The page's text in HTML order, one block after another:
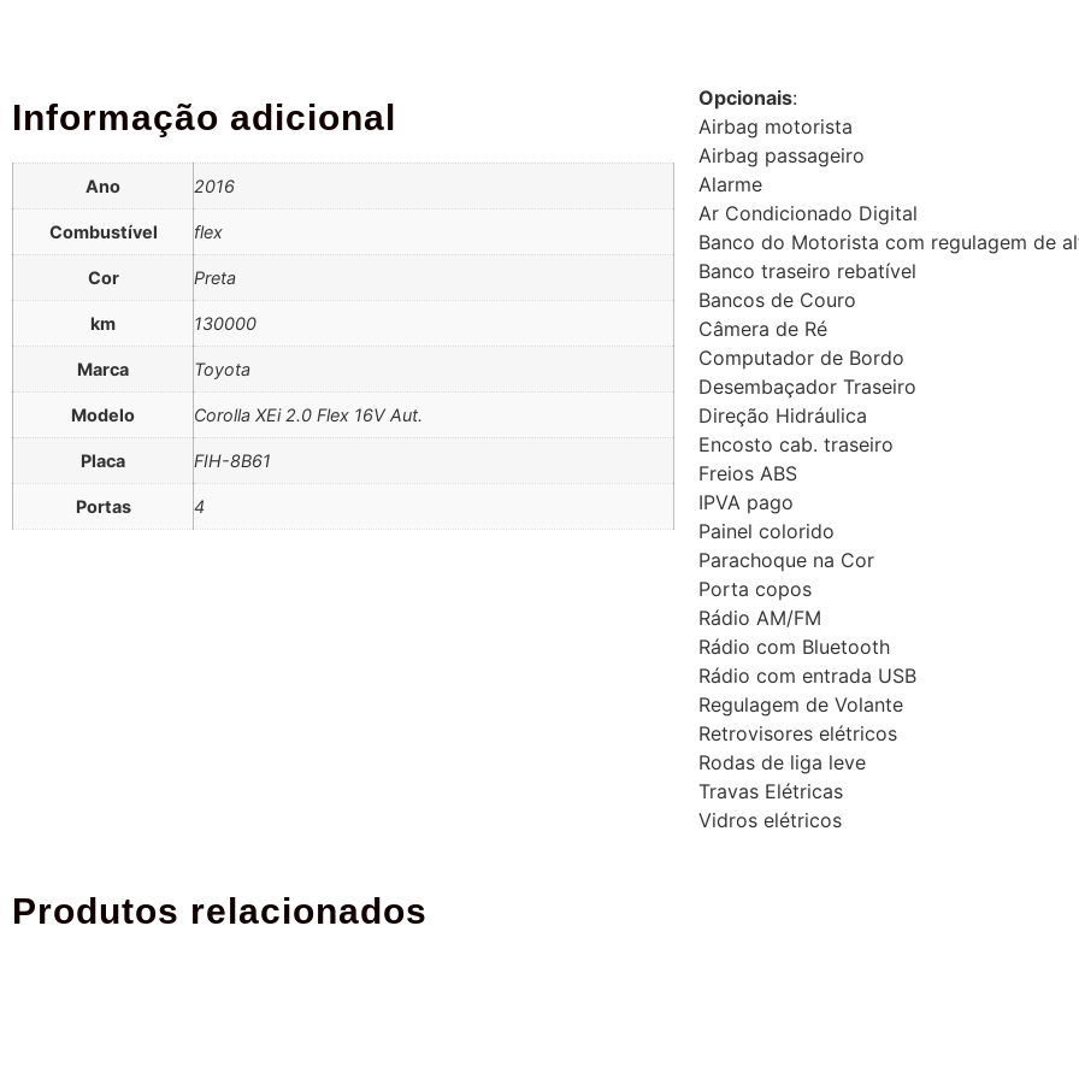
Informação adicional
Ano 2016
Combustível flex
Cor Preta
km 130000
Marca Toyota
Modelo Corolla XEi 2.0 Flex 16V Aut.
Placa FIH-8B61
Portas 4
Opcionais:
Airbag motorista
Airbag passageiro
Alarme
Ar Condicionado Digital
Banco do Motorista com regulagem de
Banco traseiro rebatível
Bancos de Couro
Câmera de Ré
Computador de Bordo
Desembaçador Traseiro
Direção Hidráulica
Encosto cab. traseiro
Freios ABS
IPVA pago
Painel colorido
Parachoque na Cor
Porta copos
Rádio AM/FM
Rádio com Bluetooth
Rádio com entrada USB
Regulagem de Volante
Retrovisores elétricos
Rodas de liga leve
Travas Elétricas
Vidros elétricos
Produtos relacionados